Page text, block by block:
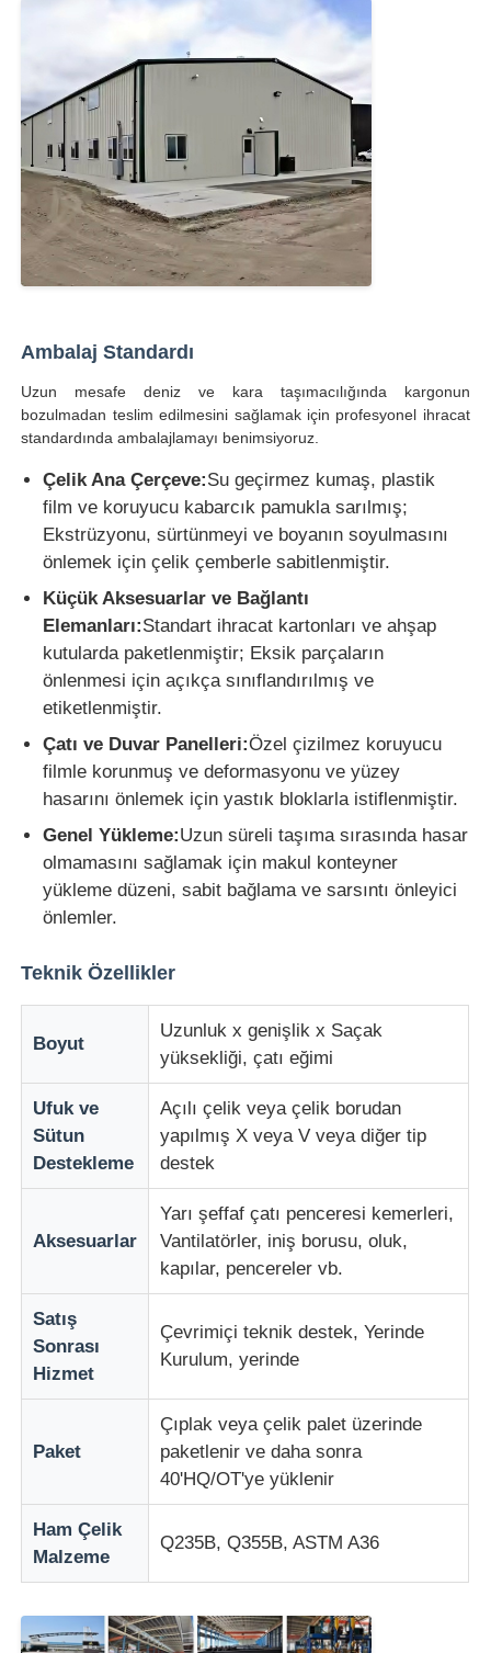
Ambalaj Standardı
Uzun mesafe deniz ve kara taşımacılığında kargonun
bozulmadan teslim edilmesini sağlamak için profesyonel ihracat
standardında ambalajlamayı benimsiyoruz.
Çelik Ana Çerçeve:Su geçirmez kumaş, plastik
film ve koruyucu kabarcık pamukla sarılmış;
Ekstrüzyonu, sürtünmeyi ve boyanın soyulmasını
önlemek için çelik çemberle sabitlenmiştir.
Küçük Aksesuarlar ve Bağlantı
Elemanları:Standart ihracat kartonları ve ahşap
kutularda paketlenmiştir; Eksik parçaların
önlenmesi için açıkça sınıflandırılmış ve
etiketlenmiştir.
Çatı ve Duvar Panelleri:Özel çizilmez koruyucu
filmle korunmuş ve deformasyonu ve yüzey
hasarını önlemek için yastık bloklarla istiflenmiştir.
Genel Yükleme:Uzun süreli taşıma sırasında hasar
olmamasını sağlamak için makul konteyner
yükleme düzeni, sabit bağlama ve sarsıntı önleyici
önlemler.
Teknik Özellikler
Boyut
Uzunluk x genişlik x Saçak
yüksekliği, çatı eğimi
Ufuk ve
Sütun
Destekleme
Açılı çelik veya çelik borudan
yapılmış X veya V veya diğer tip
destek
Aksesuarlar
Yarı şeffaf çatı penceresi kemerleri,
Vantilatörler, iniş borusu, oluk,
kapılar, pencereler vb.
Satış
Sonrası
Hizmet
Çevrimiçi teknik destek, Yerinde
Kurulum, yerinde
Paket
Çıplak veya çelik palet üzerinde
paketlenir ve daha sonra
40'HQ/OT'ye yüklenir
Ham Çelik
Malzeme
Q235B, Q355B, ASTM A36